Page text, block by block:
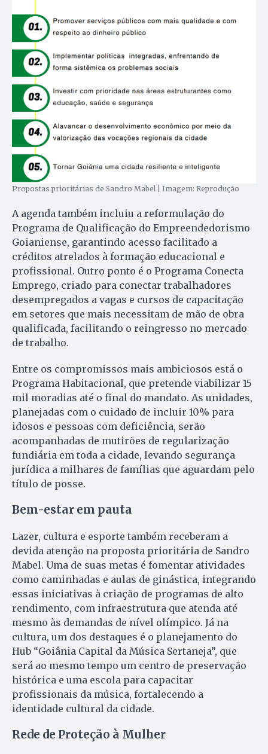
Propostas prioritárias de Sandro Mabel | Imagem: Reprodução
A agenda também incluiu a reformulação do
Programa de Qualificação do Empreendedorismo
Goianiense, garantindo acesso facilitado a
créditos atrelados à formação educacional e
profissional. Outro ponto é o Programa Conecta
Emprego, criado para conectar trabalhadores
desempregados a vagas e cursos de capacitação
em setores que mais necessitam de mão de obra
qualificada, facilitando o reingresso no mercado
de trabalho.
Entre os compromissos mais ambiciosos está o
Programa Habitacional, que pretende viabilizar 15
mil moradias até o final do mandato. As unidades,
planejadas com o cuidado de incluir 10% para
idosos e pessoas com deficiência, serão
acompanhadas de mutirões de regularização
fundiária em toda a cidade, levando segurança
jurídica a milhares de famílias que aguardam pelo
título de posse.
Bem-estar em pauta
Lazer, cultura e esporte também receberam a
devida atenção na proposta prioritária de Sandro
Mabel. Uma de suas metas é fomentar atividades
como caminhadas e aulas de ginástica, integrando
essas iniciativas à criação de programas de alto
rendimento, com infraestrutura que atenda até
mesmo às demandas de nível olímpico. Já na
cultura, um dos destaques é o planejamento do
Hub “Goiânia Capital da Música Sertaneja”, que
será ao mesmo tempo um centro de preservação
histórica e uma escola para capacitar
profissionais da música, fortalecendo a
identidade cultural da cidade.
Rede de Proteção à Mulher